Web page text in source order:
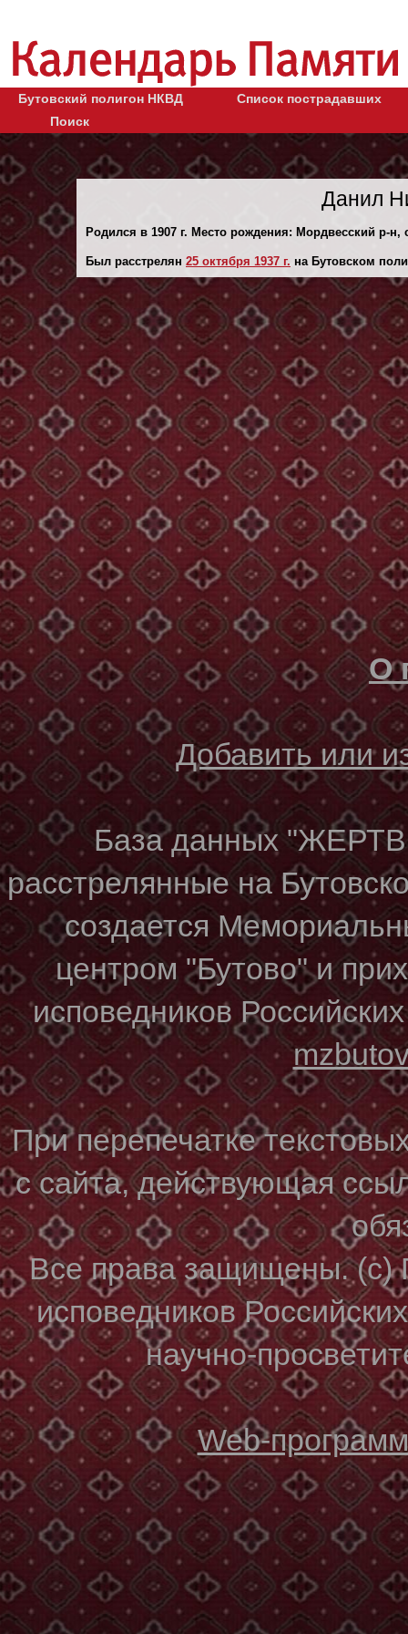
Бутовский полигон НКВД
Список пострадавших
Поиск
Данил
Родился в 1907 г. Место рождения: Мордвесский р-
Был расстрелян 25 октября 1937 г. на Бутовском
О
Добавить или
База данных
расстрелянные на
создается
центром "Бутово" и
исповедников
При перепечатке
с сайта, действующая
Все права защищены. (с)
исповедников
научно-
Web-